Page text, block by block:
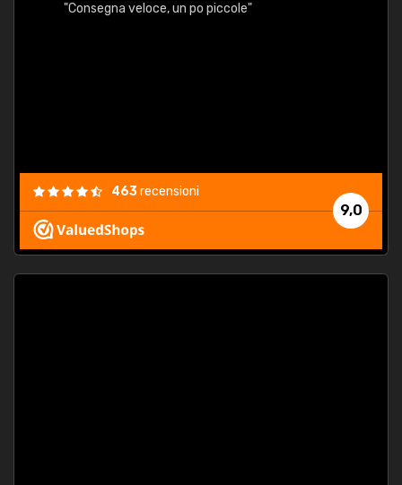
"Consegna veloce, un po piccole"
9,0
463recensioni